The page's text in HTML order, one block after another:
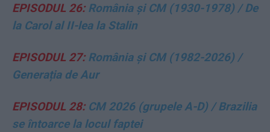
EPISODUL 26:România și CM (1930-1978) / De
la Carol al II-lea la Stalin
EPISODUL 27:România și CM (1982-2026) /
Generația de Aur
EPISODUL 28:CM 2026 (grupele A-D) / Brazilia
se întoarce la locul faptei